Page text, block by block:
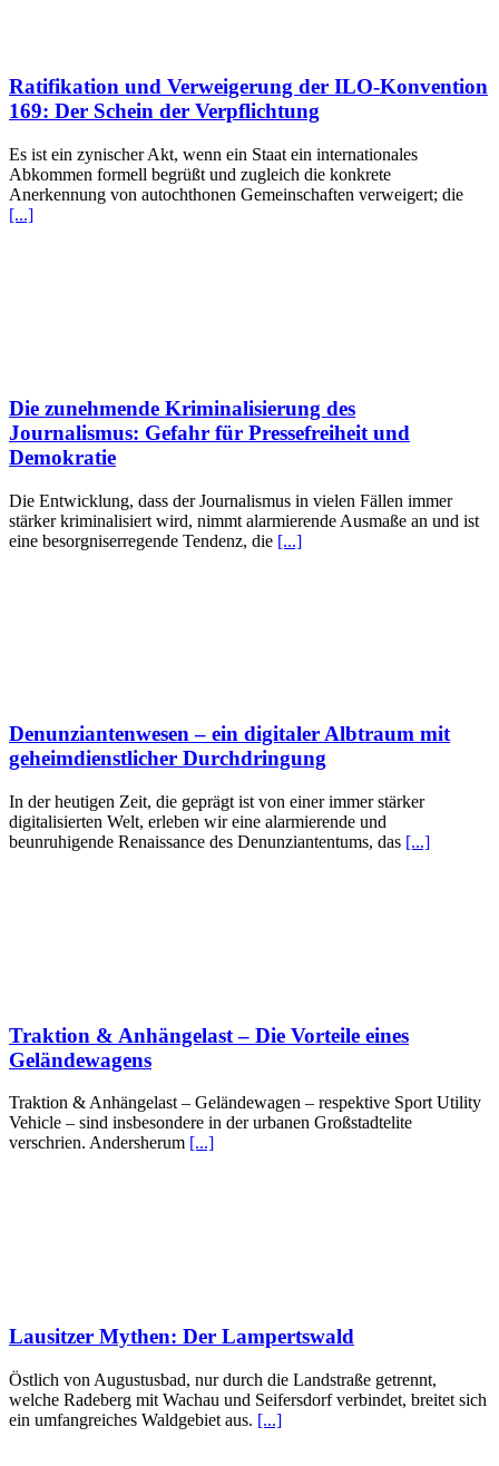
Ratifikation und Verweigerung der ILO-Konvention
169: Der Schein der Verpflichtung
Es ist ein zynischer Akt, wenn ein Staat ein internationales
Abkommen formell begrüßt und zugleich die konkrete
Anerkennung von autochthonen Gemeinschaften verweigert; die
[...]
Die zunehmende Kriminalisierung des
Journalismus: Gefahr für Pressefreiheit und
Demokratie
Die Entwicklung, dass der Journalismus in vielen Fällen immer
stärker kriminalisiert wird, nimmt alarmierende Ausmaße an und ist
eine besorgniserregende Tendenz, die [...]
Denunziantenwesen – ein digitaler Albtraum mit
geheimdienstlicher Durchdringung
In der heutigen Zeit, die geprägt ist von einer immer stärker
digitalisierten Welt, erleben wir eine alarmierende und
beunruhigende Renaissance des Denunziantentums, das [...]
Traktion & Anhängelast – Die Vorteile eines
Geländewagens
Traktion & Anhängelast – Geländewagen – respektive Sport Utility
Vehicle – sind insbesondere in der urbanen Großstadtelite
verschrien. Andersherum [...]
Lausitzer Mythen: Der Lampertswald
Östlich von Augustusbad, nur durch die Landstraße getrennt,
welche Radeberg mit Wachau und Seifersdorf verbindet, breitet sich
ein umfangreiches Waldgebiet aus. [...]